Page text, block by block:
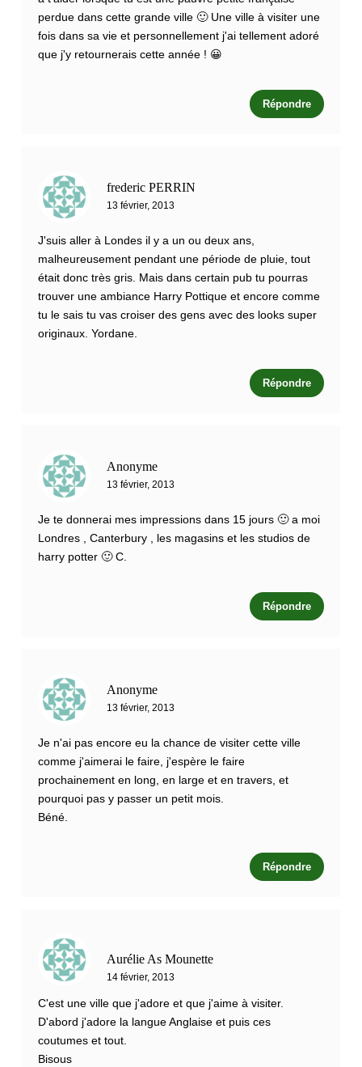
perdue dans cette grande ville 🙂 Une ville à visiter une
fois dans sa vie et personnellement j'ai tellement adoré
que j'y retournerais cette année ! 😀
Répondre
frederic PERRIN
13 février, 2013
J'suis aller à Londes il y a un ou deux ans,
malheureusement pendant une période de pluie, tout
était donc très gris. Mais dans certain pub tu pourras
trouver une ambiance Harry Pottique et encore comme
tu le sais tu vas croiser des gens avec des looks super
originaux. Yordane.
Répondre
Anonyme
13 février, 2013
Je te donnerai mes impressions dans 15 jours 🙂 a moi
Londres , Canterbury , les magasins et les studios de
harry potter 🙂 C.
Répondre
Anonyme
13 février, 2013
Je n'ai pas encore eu la chance de visiter cette ville
comme j'aimerai le faire, j'espère le faire
prochainement en long, en large et en travers, et
pourquoi pas y passer un petit mois.
Béné.
Répondre
Aurélie As Mounette
14 février, 2013
C'est une ville que j'adore et que j'aime à visiter.
D'abord j'adore la langue Anglaise et puis ces
coutumes et tout.
Bisous